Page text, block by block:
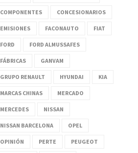
COMPONENTES CONCESIONARIOS
EMISIONES FACONAUTO FIAT
FORD FORD ALMUSSAFES
FÁBRICAS GANVAM
GRUPO RENAULT HYUNDAI KIA
MARCAS CHINAS MERCADO
MERCEDES NISSAN
NISSAN BARCELONA OPEL
OPINIÓN PERTE PEUGEOT